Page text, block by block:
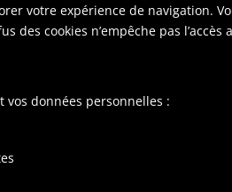
votre expérience de navigation.
cookies n’empêche pas l’accès
vos données personnelles :